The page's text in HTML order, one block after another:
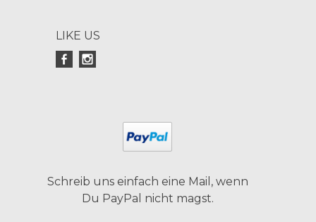
LIKE US
Schreib uns einfach eine Mail, wenn
Du PayPal nicht magst.